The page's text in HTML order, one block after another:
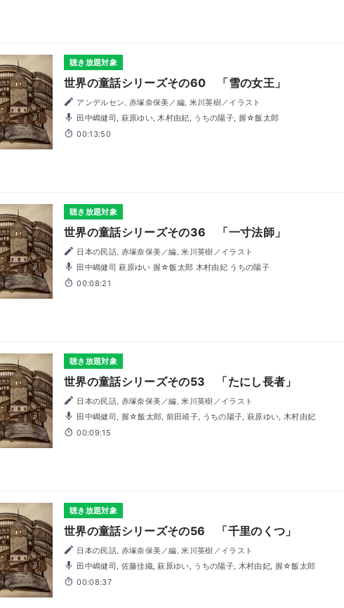
聴き放題対象
世界の童話シリーズその60 「雪の女王」
アンデルセン, 赤塚奈保美／編, 米川英樹／イラスト
田中嶋健司, 萩原ゆい, 木村由妃, うちの陽子, 握☆飯太郎
00:13:50
聴き放題対象
世界の童話シリーズその36 「一寸法師」
日本の民話, 赤塚奈保美／編, 米川英樹／イラスト
田中嶋健司 萩原ゆい 握☆飯太郎 木村由妃 うちの陽子
00:08:21
聴き放題対象
世界の童話シリーズその53 「たにし長者」
日本の民話, 赤塚奈保美／編, 米川英樹／イラスト
田中嶋健司, 握☆飯太郎, 前田靖子, うちの陽子, 萩原ゆい, 木村由妃
00:09:15
聴き放題対象
世界の童話シリーズその56 「千里のくつ」
日本の民話, 赤塚奈保美／編, 米川英樹／イラスト
田中嶋健司, 佐藤佳織, 萩原ゆい, うちの陽子, 木村由妃, 握☆飯太郎
00:08:37